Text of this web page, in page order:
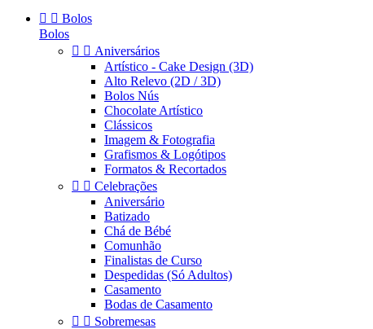
  Bolos
Bolos
  Aniversários
Artístico - Cake Design (3D)
Alto Relevo (2D / 3D)
Bolos Nús
Chocolate Artístico
Clássicos
Imagem & Fotografia
Grafismos & Logótipos
Formatos & Recortados
  Celebrações
Aniversário
Batizado
Chá de Bébé
Comunhão
Finalistas de Curso
Despedidas (Só Adultos)
Casamento
Bodas de Casamento
  Sobremesas